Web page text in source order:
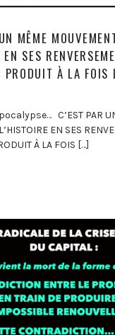
MÊME
SES
PRODUIT À LA FOIS
C’EST PAR
EN SES
À LA FOIS […]